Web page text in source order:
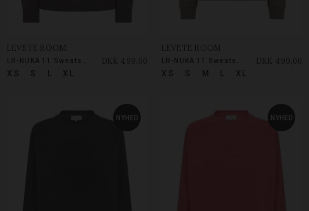
XS S L XL
LEVETE ROOM
DKK 499,00
XS S M L XL
LEVETE ROOM
DKK 499,00
NYHED NYHED